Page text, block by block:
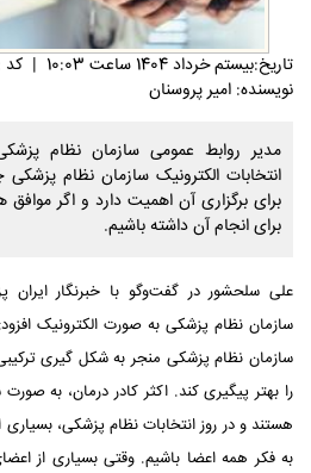
تاريخ:بيستم خرداد 1404 ساعت 10:03 | کد :
نویسنده: امیر پروسنان
مدیر روابط عمومی سازمان نظام
انتخابات الکترونیک سازمان نظام
برای برگزاری آن اهمیت دارد و اگر موافق
برای انجام آن داشته باشیم.
علی سلحشور در گفت‌وگو با خبرنگار ایران
سازمان نظام پزشکی به صورت الکترونیک
سازمان نظام پزشکی منجر به شکل گیری
هستند و در روز انتخابات نظام پزشکی، بسیاری
به فکر همه اعضا باشیم. وقتی بسیاری از